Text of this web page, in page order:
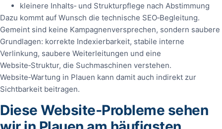
kleinere Inhalts‑ und Strukturpflege nach Abstimmung
Dazu kommt auf Wunsch die technische SEO‑Begleitung.
Gemeint sind keine Kampagnenversprechen, sondern saubere
Grundlagen: korrekte Indexierbarkeit, stabile interne
Verlinkung, saubere Weiterleitungen und eine
Website‑Struktur, die Suchmaschinen verstehen.
Website‑Wartung in Plauen kann damit auch indirekt zur
Sichtbarkeit beitragen.
Diese Website‑Probleme sehen